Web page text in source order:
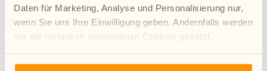
Daten für Marketing, Analyse und Personalisierung nur,
wenn Sie uns Ihre Einwilligung geben. Andernfalls werden
nur die technisch notwendigen Cookies gesetzt.
Mehr Infos zur Verwendung von Cookies finden Sie in
Juli 2026
Juni 2026